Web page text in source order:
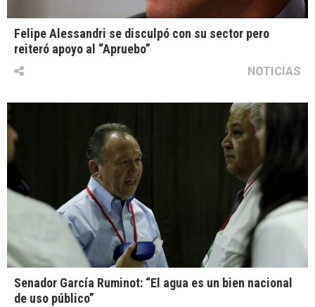
Felipe Alessandri se disculpó con su sector pero
reiteró apoyo al “Apruebo”
NOTICIAS
Senador García Ruminot: “El agua es un bien nacional
de uso público”